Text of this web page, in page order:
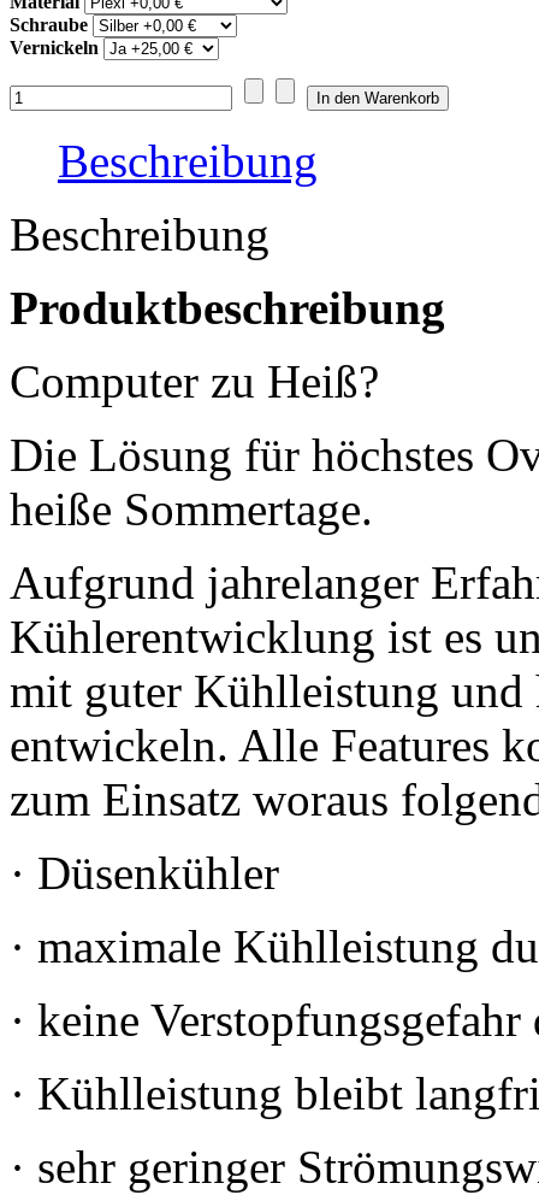
Schraube
Vernickeln
Beschreibung
Beschreibung
Produktbeschreibung
Computer zu Heiß?
Die Lösung für höchstes
heiße Sommertage.
Aufgrund jahrelanger
Kühlerentwicklung ist es
mit guter Kühlleistung und
entwickeln. Alle Features
zum Einsatz woraus
· Düsenkühler
· maximale Kühlleistung
· keine
· Kühlleistung bleibt
· sehr geringer